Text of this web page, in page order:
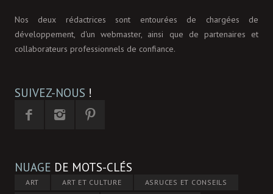
Nos deux rédactrices sont entourées de chargées de
développement, d'un webmaster, ainsi que de partenaires et
collaborateurs professionnels de confiance.
SUIVEZ-NOUS !
NUAGE DE MOTS-CLÉS
ART ART ET CULTURE
ASRUCES ET CONSEILS